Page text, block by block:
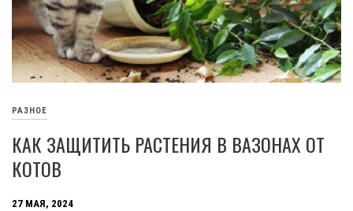
РАЗНОЕ
КАК ЗАЩИТИТЬ РАСТЕНИЯ В ВАЗОНАХ ОТ
КОТОВ
27 МАЯ, 2024